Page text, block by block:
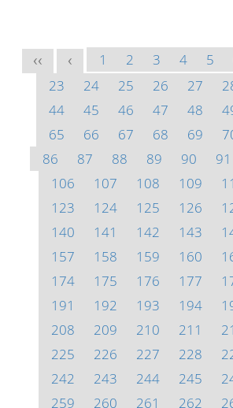
<< < 1 2 3 4 5
23
24 25 26 27
44
45 46 47 48
65
66 67 68 69
86
87 88 89 90 91
106
107 108 109
123
124 125 126
140
141 142 143
157
158 159 160
174
175 176 177
191
192 193 194
208
209 210 211
225
226 227 228
242
243 244 245
259
260 261 262